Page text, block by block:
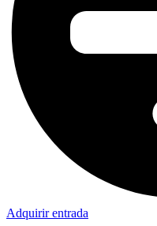
Adquirir entrada